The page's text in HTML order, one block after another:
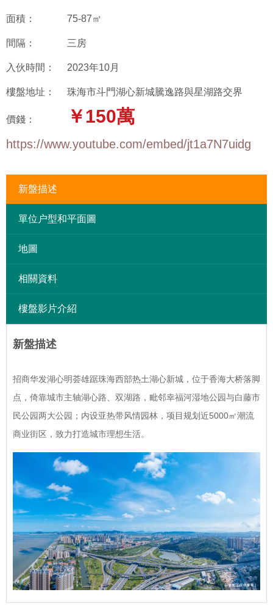
面積： 75-87㎡
間隔： 三房
入伙時間： 2023年10月
樓盤地址： 珠海市斗門湖心新城騰逸路與星湖路交界
價錢： ￥150萬
https://www.youtube.com/embed/jt1a7N7uidg
新盤描述
單位户型和平面圖
地圖
相關資料
樓盤影片介紹
新盤描述
招商华发湖心明荟雄踞珠海西部热土湖心新城，位于香海大桥落脚
点，倚靠城市主轴湖心路、双湖路，毗邻幸福河湿地公园与白藤市
民公园两大公园；内设亚热带风情园林，项目规划近5000㎡潮流
商业街区，致力打造城市理想生活。